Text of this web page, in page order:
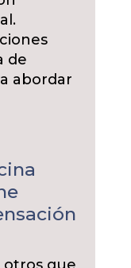
de
abordar